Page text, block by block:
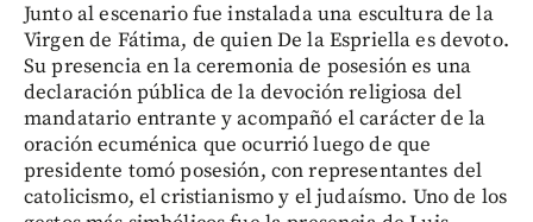
Junto al escenario fue instalada una escultura de la
Virgen de Fátima, de quien De la Espriella es devoto.
Su presencia en la ceremonia de posesión es una
declaración pública de la devoción religiosa del
mandatario entrante y acompañó el carácter de la
oración ecuménica que ocurrió luego de que
presidente tomó posesión, con representantes del
catolicismo, el cristianismo y el judaísmo. Uno de los